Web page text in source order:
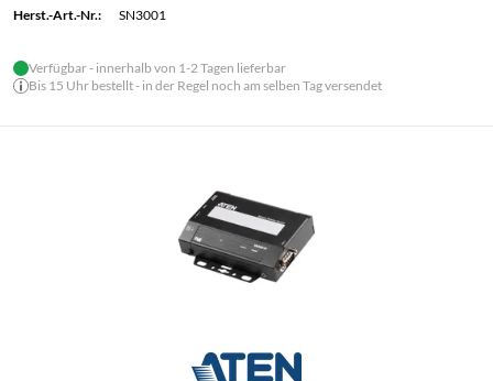
Herst.-Art.-Nr.:
SN3001
Verfügbar - innerhalb von 1-2 Tagen lieferbar
Bis 15 Uhr bestellt - in der Regel noch am selben Tag versendet